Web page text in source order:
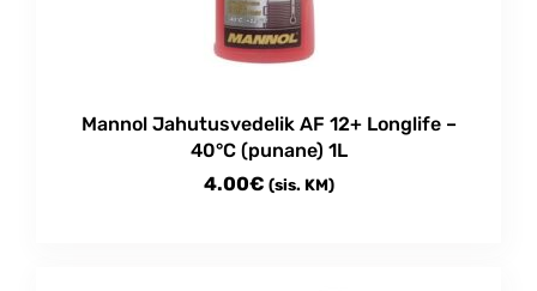
Mannol Jahutusvedelik AF 12+ Longlife –
40°C (punane) 1L
4.00€ (sis. KM)